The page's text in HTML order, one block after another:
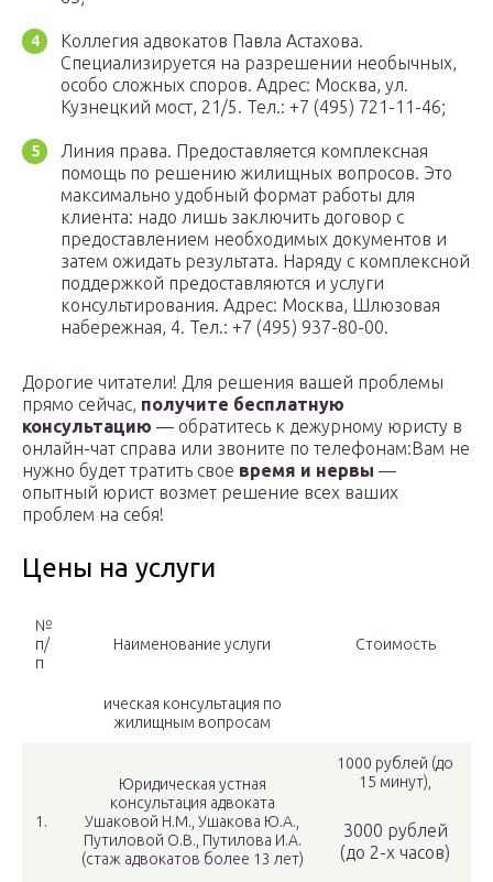
Коллегия адвокатов Павла Астахова.
Специализируется на разрешении необычных,
особо сложных споров. Адрес: Москва, ул.
Кузнецкий мост, 21/5. Тел.: +7 (495) 721-11-46;
Линия права. Предоставляется комплексная
помощь по решению жилищных вопросов. Это
максимально удобный формат работы для
клиента: надо лишь заключить договор с
предоставлением необходимых документов и
затем ожидать результата. Наряду с комплексной
поддержкой предоставляются и услуги
консультирования. Адрес: Москва, Шлюзовая
набережная, 4. Тел.: +7 (495) 937-80-00.
Дорогие читатели! Для решения вашей проблемы
прямо сейчас, получите бесплатную
консультацию — обратитесь к дежурному юристу в
онлайн-чат справа или звоните по телефонам:Вам не
нужно будет тратить свое время и нервы —
опытный юрист возмет решение всех ваших
проблем на себя!
Цены на услуги
№
п/
п
Наименование услуги Стоимость
ическая консультация по
жилищным вопросам
1.
Юридическая устная
консультация адвоката
Ушаковой Н.М., Ушакова Ю.А.,
Путиловой О.В., Путилова И.А.
(стаж адвокатов более 13 лет)
1000 рублей (до
15 минут),
3000 рублей
(до 2-х часов)